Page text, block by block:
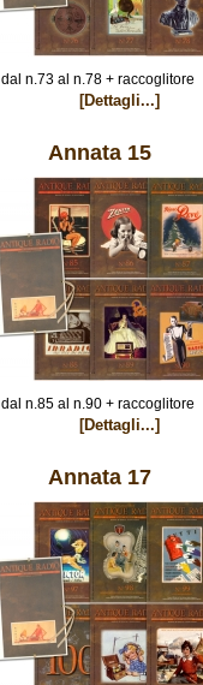
dal n.73 al n.78 + raccoglitore
[Dettagli...]
Annata 15
dal n.85 al n.90 + raccoglitore
[Dettagli...]
Annata 17